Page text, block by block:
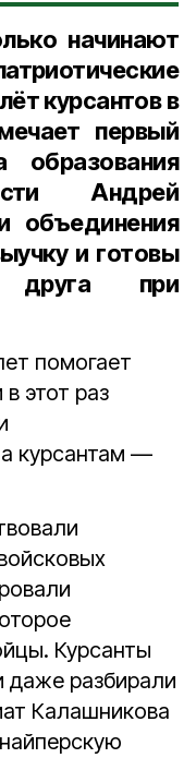
начинают
курсантов в
первый
образования
Андрей
объединения
и готовы
друга при
помогает
в этот раз
а курсантам —
Курсанты
даже разбирали
Калашникова